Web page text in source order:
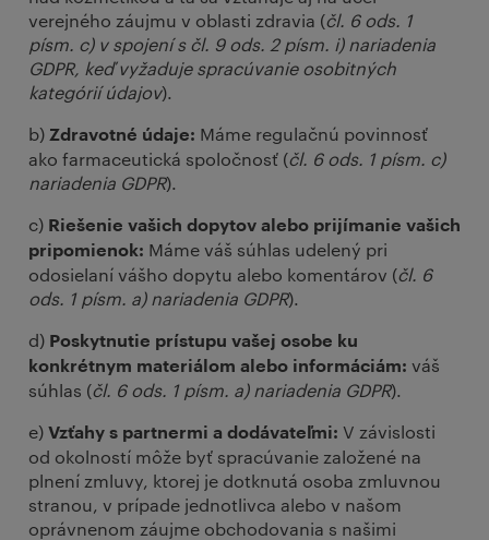
verejného záujmu v oblasti zdravia (čl. 6 ods. 1
písm. c) v spojení s čl. 9 ods. 2 písm. i) nariadenia
GDPR, keď vyžaduje spracúvanie osobitných
kategórií údajov).
b) Zdravotné údaje: Máme regulačnú povinnosť
ako farmaceutická spoločnosť (čl. 6 ods. 1 písm. c)
nariadenia GDPR).
c) Riešenie vašich dopytov alebo prijímanie vašich
pripomienok: Máme váš súhlas udelený pri
odosielaní vášho dopytu alebo komentárov (čl. 6
ods. 1 písm. a) nariadenia GDPR).
d) Poskytnutie prístupu vašej osobe ku
konkrétnym materiálom alebo informáciám: váš
súhlas (čl. 6 ods. 1 písm. a) nariadenia GDPR).
e) Vzťahy s partnermi a dodávateľmi: V závislosti
od okolností môže byť spracúvanie založené na
plnení zmluvy, ktorej je dotknutá osoba zmluvnou
stranou, v prípade jednotlivca alebo v našom
oprávnenom záujme obchodovania s našimi